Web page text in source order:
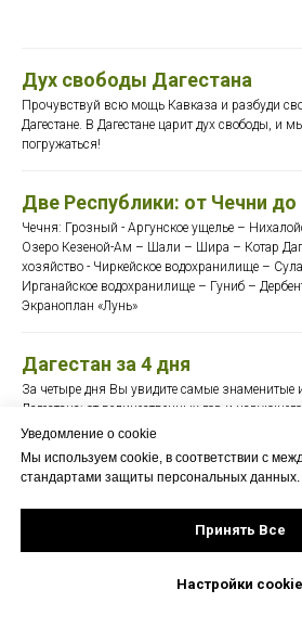
Дух свободы Дагестана
Прочувствуй всю мощь Кавказа и разбуди
Дагестане. В Дагестане царит дух свободы, и
погружаться!
Две Республики: от Чечни до
Чечня: Грозный - Аргунское ущелье –
Озеро Кезеной-Ам – Шали – Шира – Котар
хозяйство - Чиркейское водохранилище –
Ирганайское водохранилище – Гуниб –
Экраноплан «Лунь»
Дагестан за 4 дня
За четыре дня Вы увидите самые знаменитые
Дагестана: от величественных гор и
селений, аулов – призраков и старинных
Душа - гор- Дагестан
Неповторимый Дагестан приветствует и
тайны древних легенд, познакомить с
кухней и гостеприимством.
Уведомление о cookie
Мы используем cookie, в соответствии с
стандартами защиты персональных данных.
Принять Все
Настройки cookie